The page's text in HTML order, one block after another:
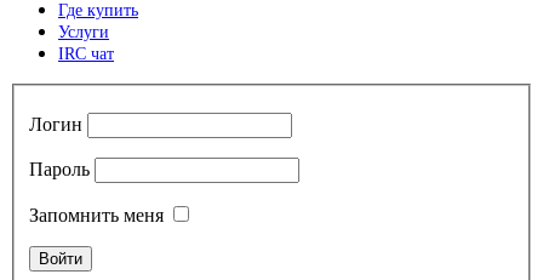
Где купить
Услуги
IRC чат
Логин
Пароль
Запомнить меня